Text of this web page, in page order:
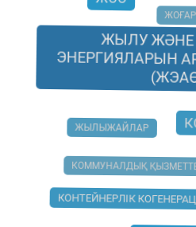
ЖЫЛУ ЖӘНЕ
ЭНЕРГИЯЛАРЫН
ЖЫЛЫЖАЙЛАР
КОММУНАЛДЫҚ
КОНТЕЙНЕРЛІК